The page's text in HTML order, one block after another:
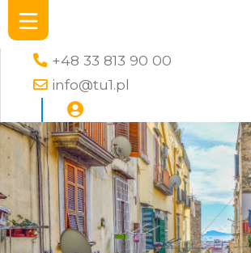
+48 33 813 90 00
info@tu1.pl